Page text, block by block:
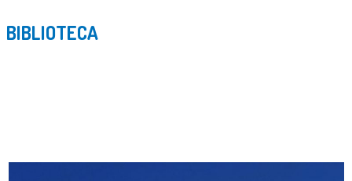
BIBLIOTECA